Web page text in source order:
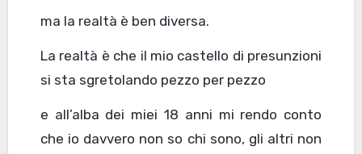
ma la realtà è ben diversa.
La realtà è che il mio castello di presunzioni
si sta sgretolando pezzo per pezzo
e all’alba dei miei 18 anni mi rendo conto
che io davvero non so chi sono, gli altri non